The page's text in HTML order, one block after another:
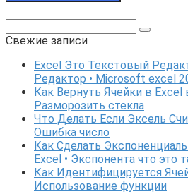
Свежие записи
Excel Это Текстовый
Редактор • Microsoft excel
Как Вернуть Ячейки в Excel
Разморозить стекла
Что Делать Если Эксель
Ошибка число
Как Сделать
Excel • Экспонента что это
Как Идентифицируется
Использование функции